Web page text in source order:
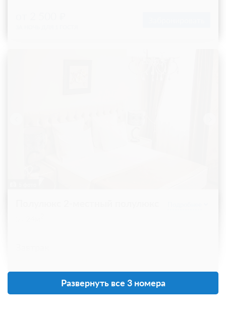
ЗА НОЧЬ ДЛЯ 1 ГОСТЯ
Забронировать
Развернуть все 3 номера